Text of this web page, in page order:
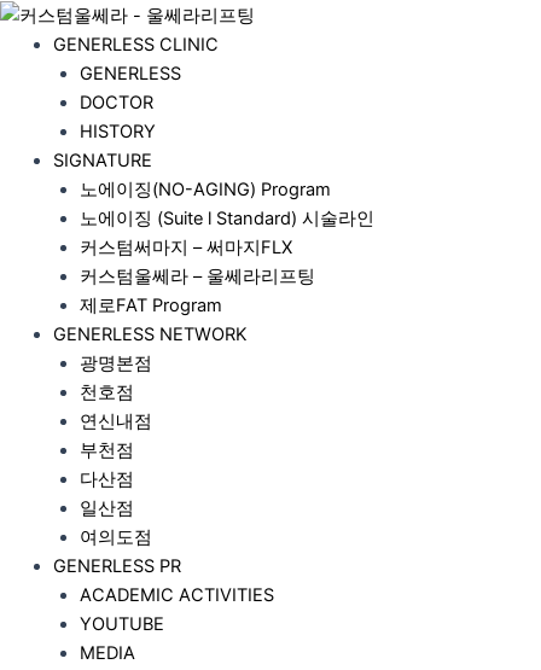
콘
GENERLESS CLINIC
GENERLESS
DOCTOR
HISTORY
SIGNATURE
노에이징(NO-AGING) Program
노에이징 (Suite l Standard) 시술라인
커스텀써마지 – 써마지FLX
커스텀울쎄라 – 울쎄라리프팅
제로FAT Program
GENERLESS NETWORK
광명본점
천호점
연신내점
부천점
다산점
일산점
여의도점
GENERLESS PR
ACADEMIC ACTIVITIES
YOUTUBE
MEDIA